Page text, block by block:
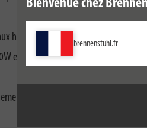
Bienvenue chez
brennenstuhl.fr
hydrocarbures
et câble déroulé 3500W
durant le transport